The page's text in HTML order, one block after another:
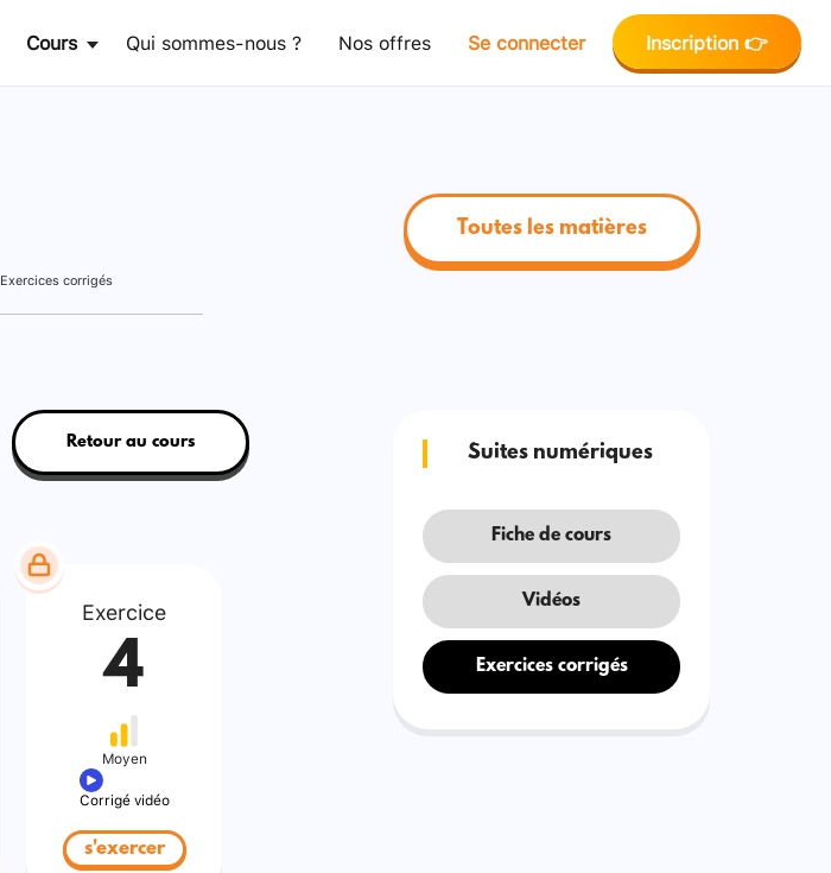
Cours Qui sommes-nous ? Nos offres Se connecter Inscription 👉
Exercices corrigés
Toutes les matières
Retour au cours
Exercice
4
Moyen
Corrigé vidéo
s'exercer
Suites numériques
Fiche de cours
Vidéos
Exercices corrigés